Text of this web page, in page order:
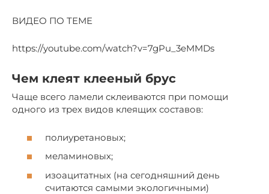
ВИДЕО ПО ТЕМЕ
https://youtube.com/watch?v=7gPu_3eMMDs
Чем клеят клееный брус
Чаще всего ламели склеиваются при помощи
одного из трех видов клеящих составов:
полиуретановых;
меламиновых;
изоацитатных (на сегодняшний день
считаются самыми экологичными)